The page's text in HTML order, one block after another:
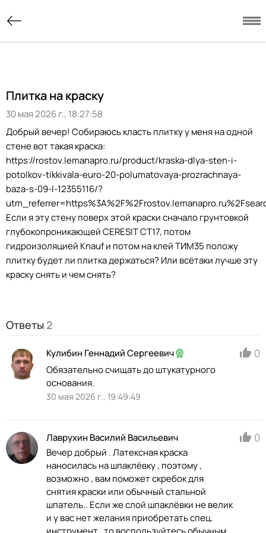
Плитка на краску
30 мая 2026 г., 18:27:58
Добрый вечер! Собираюсь класть плитку у меня на одной
стене вот такая краска:
https://rostov.lemanapro.ru/product/kraska-dlya-sten-i-
potolkov-tikkivala-euro-20-polumatovaya-prozrachnaya-
baza-s-09-l-12355116/?
Если я эту стену поверх этой краски сначало грунтовкой
глубокопроникающей CERESIT CT17, потом
гидроизоляцией Knauf и потом на клей ТИМ35 положу
плитку будет ли плитка держаться? Или всётаки лучше эту
краску снять и чем снять?
Ответы 2
Кулибин Геннадий Сергеевич
Обязательно счищать до штукатурного
основания.
30 мая 2026 г., 19:49:49
0
Лаврухин Василий Васильевич
Вечер добрый . Латексная краска
наносилась на шпаклёвку , поэтому ,
возможно , вам поможет скребок для
снятия краски или обычный стальной
шпатель.. Если же слой шпаклёвки не велик
и у вас нет желания приобретать спец.
0